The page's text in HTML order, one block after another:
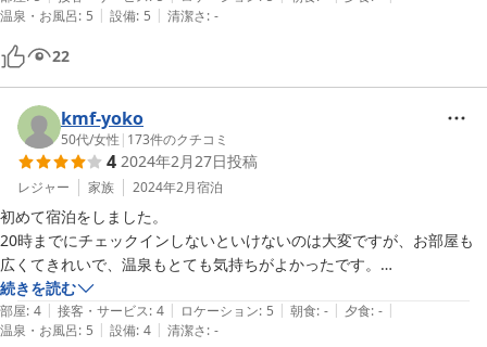
込んで冷蔵庫にいれておき、必要な時に食堂横にあるレンジ・トースタ
ー・お湯など自由に使わせていただきました。カップ麺の残り汁を入れ
る入れ物まで用意されていました。素泊まりは初めてでしたが、自分た
ちのペースでのんびり滞在できてとてもよかったです。また温泉は白濁
して硫黄の香りがする素晴らしい温泉でした。温度もちょうどよく、と
てもリラックスできました。2連泊しましたが、もっと滞在したかった
です。是非また訪れたいと思うホテルでした。
温泉・お風呂: 5 | 設備: 5 | 清潔さ: -
22
kmf-yoko
50代/女性 | 173件のクチコミ
4 2024年2月27日投稿
レジャー 家族 2024年2月宿泊
初めて宿泊をしました。
20時までにチェックインしないといけないのは大変ですが、お部屋も
広くてきれいで、温泉もとても気持ちがよかったです。
お部屋のお湯が出ないことくらいは大したことではないので、この料金
でリフト券が半額になるチケットが付いているのであれば、素泊まりで
もお湯が出なくても全然問題ないと思いました。
続きを読む
部屋: 4 | 接客・サービス: 4 | ロケーション: 5 | 朝食: - | 夕食: - |
温泉・お風呂: 5 | 設備: 4 | 清潔さ: -